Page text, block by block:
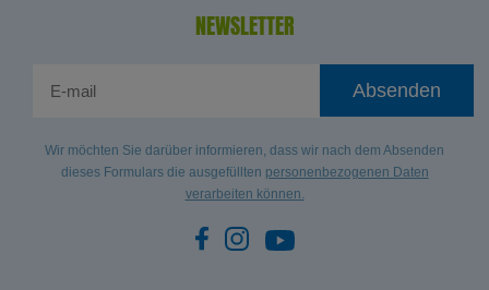
NEWSLETTER
Absenden
Wir möchten Sie darüber informieren, dass wir nach dem Absenden
dieses Formulars die ausgefüllten personenbezogenen Daten
verarbeiten können.